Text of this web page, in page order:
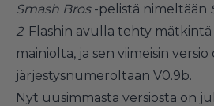
Smash Bros-pelistä nimeltään
2. Flashin avulla tehty
mainiolta, ja sen viimeisin versio
järjestysnumeroltaan V0.9b.
Nyt uusimmasta versiosta on